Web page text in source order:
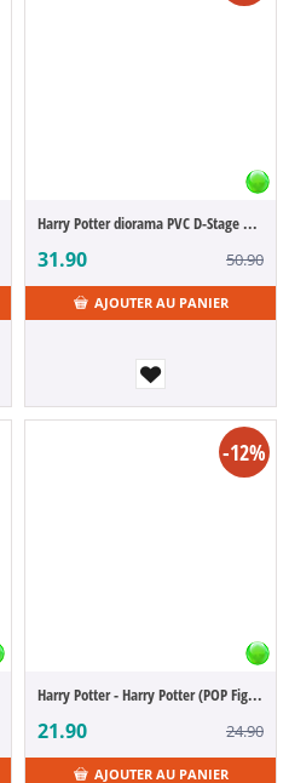
Harry Potter diorama PVC D-Stage Harry & Buckbeak 16 cm
31.90 50.90
AJOUTER AU PANIER
-12%
Harry Potter - Harry Potter (POP Figure)
21.90 24.90
AJOUTER AU PANIER